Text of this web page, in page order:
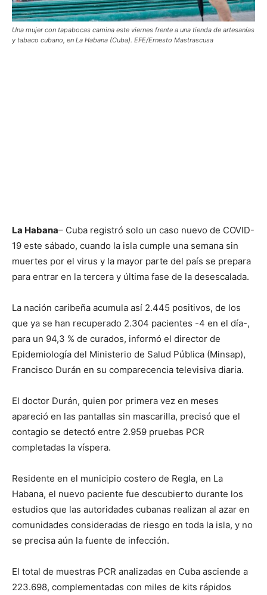
Una mujer con tapabocas camina este viernes frente a una tienda de artesanías
y tabaco cubano, en La Habana (Cuba). EFE/Ernesto Mastrascusa
La Habana– Cuba registró solo un caso nuevo de COVID-
19 este sábado, cuando la isla cumple una semana sin
muertes por el virus y la mayor parte del país se prepara
para entrar en la tercera y última fase de la desescalada.
La nación caribeña acumula así 2.445 positivos, de los
que ya se han recuperado 2.304 pacientes -4 en el día-,
para un 94,3 % de curados, informó el director de
Epidemiología del Ministerio de Salud Pública (Minsap),
Francisco Durán en su comparecencia televisiva diaria.
El doctor Durán, quien por primera vez en meses
apareció en las pantallas sin mascarilla, precisó que el
contagio se detectó entre 2.959 pruebas PCR
completadas la víspera.
Residente en el municipio costero de Regla, en La
Habana, el nuevo paciente fue descubierto durante los
estudios que las autoridades cubanas realizan al azar en
comunidades consideradas de riesgo en toda la isla, y no
se precisa aún la fuente de infección.
El total de muestras PCR analizadas en Cuba asciende a
223.698, complementadas con miles de kits rápidos